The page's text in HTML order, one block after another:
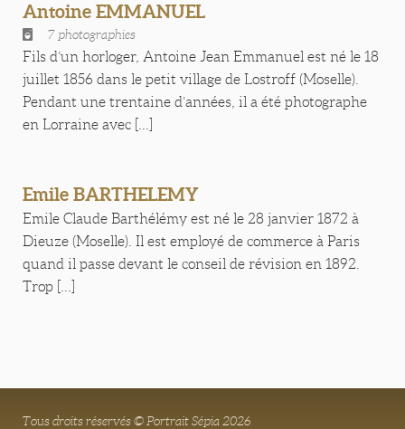
Antoine EMMANUEL
7 photographies
Fils d’un horloger, Antoine Jean Emmanuel est né le 18
juillet 1856 dans le petit village de Lostroff (Moselle).
Pendant une trentaine d’années, il a été photographe
en Lorraine avec [...]
Emile BARTHELEMY
Emile Claude Barthélémy est né le 28 janvier 1872 à
Dieuze (Moselle). Il est employé de commerce à Paris
quand il passe devant le conseil de révision en 1892.
Trop [...]
Tous droits réservés © Portrait Sépia 2026